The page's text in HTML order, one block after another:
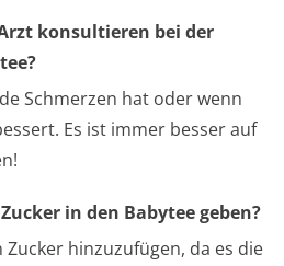
konsultieren bei der
Schmerzen hat oder wenn
Es ist immer besser auf
in den Babytee geben?
hinzuzufügen, da es die